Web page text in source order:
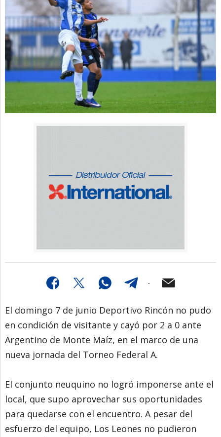
El domingo 7 de junio Deportivo Rincón no pudo
en condición de visitante y cayó por 2 a 0 ante
Argentino de Monte Maíz, en el marco de una
nueva jornada del Torneo Federal A.
El conjunto neuquino no logró imponerse ante el
local, que supo aprovechar sus oportunidades
para quedarse con el encuentro. A pesar del
esfuerzo del equipo, Los Leones no pudieron